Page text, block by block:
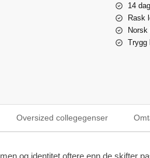
14
Rask
Trygg
Oversized collegegenser
og identitet oftere enn de skifter